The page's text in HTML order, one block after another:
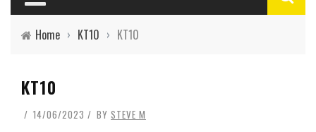
Home › KT10 › KT10
KT10
14/06/2023 BY STEVE M